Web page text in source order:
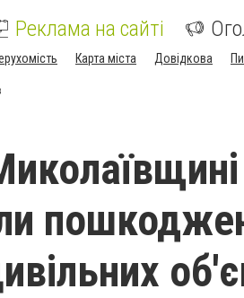
Реклама на сайті
Карта міста Довідкова